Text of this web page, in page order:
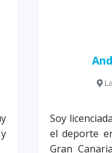
Soy
el deporte
Gran